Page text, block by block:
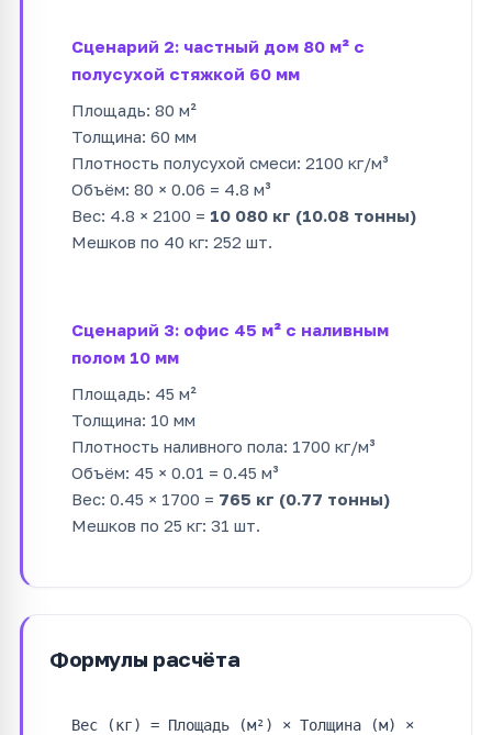
Сценарий 2: частный дом 80 м² с
полусухой стяжкой 60 мм
Площадь: 80 м²
Толщина: 60 мм
Плотность полусухой смеси: 2100 кг/м³
Объём: 80 × 0.06 = 4.8 м³
Вес: 4.8 × 2100 = 10 080 кг (10.08 тонны)
Мешков по 40 кг: 252 шт.
Сценарий 3: офис 45 м² с наливным
полом 10 мм
Площадь: 45 м²
Толщина: 10 мм
Плотность наливного пола: 1700 кг/м³
Объём: 45 × 0.01 = 0.45 м³
Вес: 0.45 × 1700 = 765 кг (0.77 тонны)
Мешков по 25 кг: 31 шт.
Формулы расчёта
Вес (кг) = Площадь (м²) × Толщина (м) ×